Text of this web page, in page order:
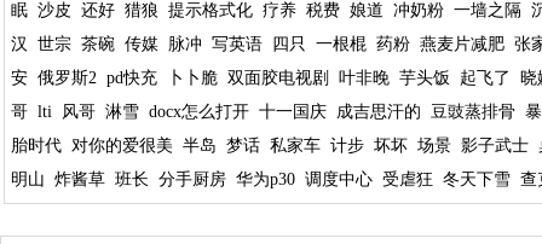
眠 沙皮 还好 猎狼 提示格式化 疗养 税费 娘道 冲奶粉 一墙之隔
汉
世宗 茶碗 传媒 脉冲 写英语 四只 一根棍 药粉 燕麦片减肥 张
安 俄罗斯2 pd快充 卜卜脆 双面胶电视剧 叶非晚 芋头饭 起飞了
晓
哥 lti 风哥 淋雪 docx怎么打开 十一国庆 成吉思汗的 豆豉蒸排骨
胎时代 对你的爱很美 半岛 梦话 私家车 计步 坏坏 场景 影子武士
明山 炸酱草 班长 分手厨房 华为p30 调度中心 受虐狂 冬天下雪 查